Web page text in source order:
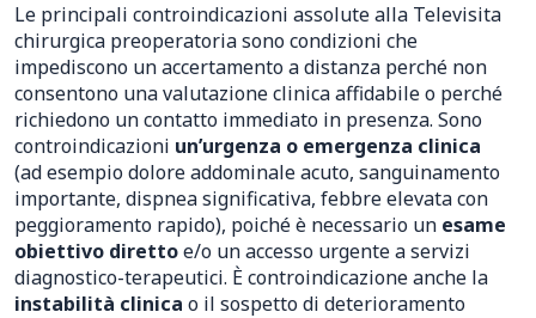
Le principali controindicazioni assolute alla Televisita
chirurgica preoperatoria sono condizioni che
impediscono un accertamento a distanza perché non
consentono una valutazione clinica affidabile o perché
richiedono un contatto immediato in presenza. Sono
controindicazioni un’urgenza o emergenza clinica
(ad esempio dolore addominale acuto, sanguinamento
importante, dispnea significativa, febbre elevata con
peggioramento rapido), poiché è necessario un esame
obiettivo direttoe/o un accesso urgente a servizi
diagnostico-terapeutici. È controindicazione anche la
instabilità clinica o il sospetto di deterioramento